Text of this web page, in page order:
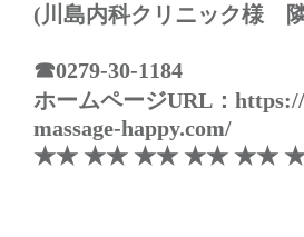
(川島内科クリニック様
☎0279-30-1184
ホームページURL：
massage-happy.com/
★★ ★★ ★★ ★★ ★★